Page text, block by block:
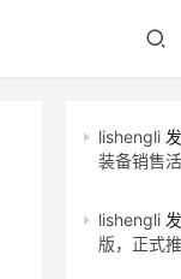
lishengli
装备销售
lishengli
版，正式推